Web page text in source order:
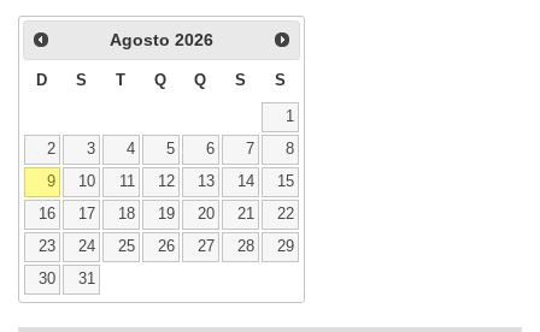
Agosto 2026
D S T Q Q S S
1
2
3 4 5 6 7
8
9
10 11 12 13 14
15
16
17 18 19 20 21
22
23
24 25 26 27 28
29
30
31